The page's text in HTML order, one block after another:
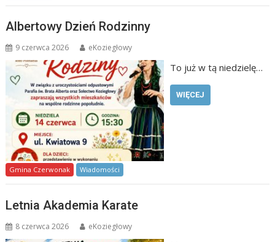
Albertowy Dzień Rodzinny
9 czerwca 2026 eKoziegłowy
To już w tą niedzielę…
WIĘCEJ
Gmina Czerwonak Wiadomości
Letnia Akademia Karate
8 czerwca 2026 eKoziegłowy